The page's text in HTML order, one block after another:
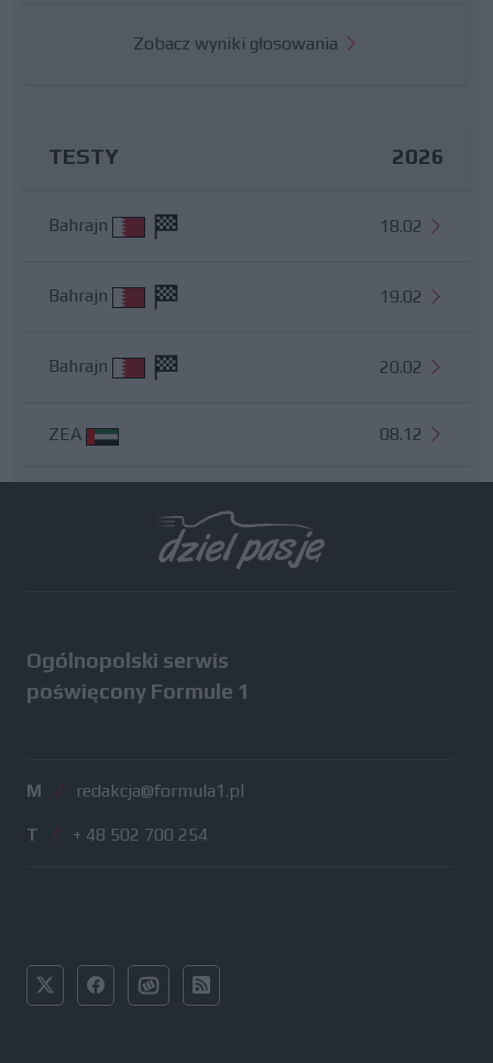
Zobacz wyniki głosowania
TESTY 2026
Bahrajn 18.02
Bahrajn 19.02
Bahrajn 20.02
ZEA 08.12
Ogólnopolski serwis
poświęcony Formule 1
M / redakcja@formula1.pl
T / + 48 502 700 254